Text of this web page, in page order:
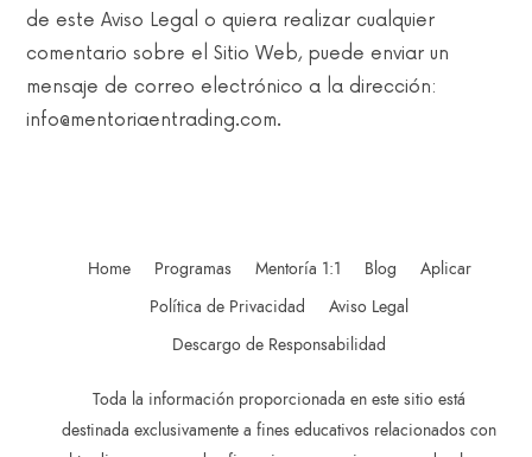
de este Aviso Legal o quiera realizar cualquier
comentario sobre el Sitio Web, puede enviar un
mensaje de correo electrónico a la dirección:
info@mentoriaentrading.com.
Home Programas Mentoría 1:1 Blog
Aplicar
Política de Privacidad
Aviso Legal
Descargo de Responsabilidad
Toda la información proporcionada en este sitio está
destinada exclusivamente a fines educativos relacionados con